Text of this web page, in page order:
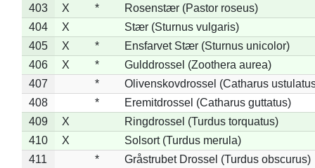
403 X *
Rosenstær (Pastor roseus)
404
X
Stær (Sturnus vulgaris)
405
X *
Ensfarvet Stær (Sturnus unicolor)
406
X *
Gulddrossel (Zoothera aurea)
407
*
Olivenskovdrossel (Catharus
408
*
Eremitdrossel (Catharus guttatus)
409
X
Ringdrossel (Turdus torquatus)
410
X
Solsort (Turdus merula)
411
*
Gråstrubet Drossel (Turdus obscurus)